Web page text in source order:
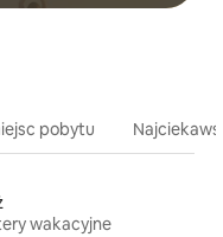
pobytu
wakacyjne